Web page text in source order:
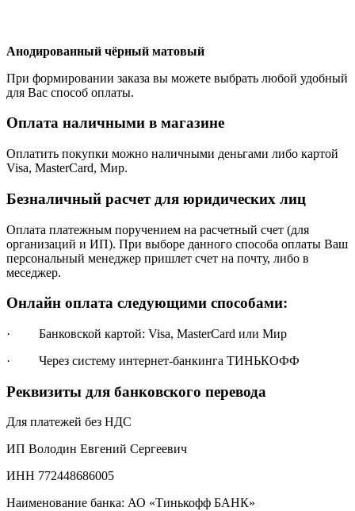
Анодированный чёрный матовый
При формировании заказа вы можете выбрать любой удобный
для Вас способ оплаты.
Оплата наличными в магазине
Оплатить покупки можно наличными деньгами либо картой
Visa, MasterCard, Мир.
Безналичный расчет для юридических лиц
Оплата платежным поручением на расчетный счет (для
организаций и ИП). При выборе данного способа оплаты Ваш
персональный менеджер пришлет счет на почту, либо в
меседжер.
Онлайн оплата следующими способами:
· Банковской картой: Visa, MasterCard или Мир
· Через систему интернет-банкинга ТИНЬКОФФ
Реквизиты для банковского перевода
Для платежей без НДС
ИП Володин Евгений Сергеевич
ИНН 772448686005
Наименование банка: АО «Тинькофф БАНК»